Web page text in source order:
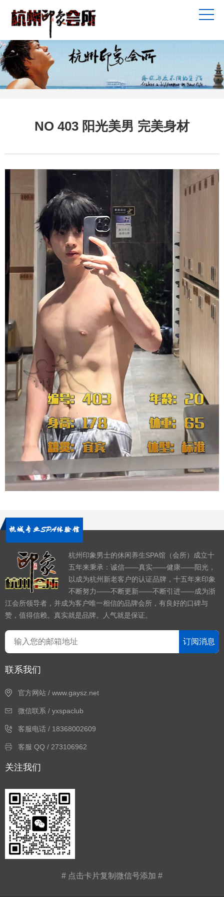
NO 403 阳光美男 完美身材
杭州印象男士的休闲养生SPA馆（会所）成立十
五年来秉承：诚信——真实——健康——阳光，
以成为杭州新老客户的认证品牌，十五年来印象
不断努力——不断更新——不断引进——成为浙
江会所领导者，并成为客户唯一相信的品牌会所，有良好的口碑与
赞，值得信赖。真实就是品牌。人气就是保证。
订阅消息
联系我们
官方网站 / www.gaysz.net
微信联系 / yxspaclub
客服电话 / 18368002609
客服 QQ / 273106962
关注我们
# 点击卡片复制微信号添加 #